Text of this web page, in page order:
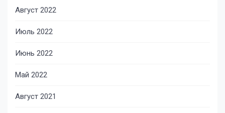
Август 2022
Июль 2022
Июнь 2022
Май 2022
Август 2021